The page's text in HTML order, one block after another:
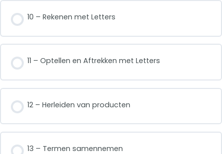
10 – Rekenen met Letters
11 – Optellen en Aftrekken met Letters
12 – Herleiden van producten
13 – Termen samennemen